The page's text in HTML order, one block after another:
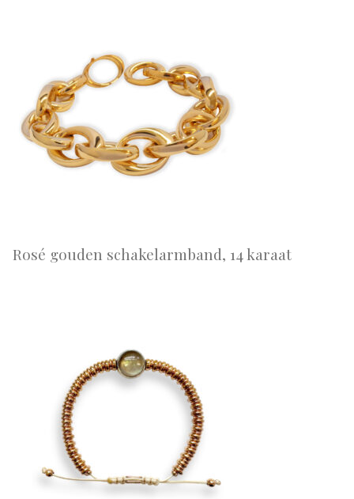
Rosé gouden schakelarmband, 14 karaat